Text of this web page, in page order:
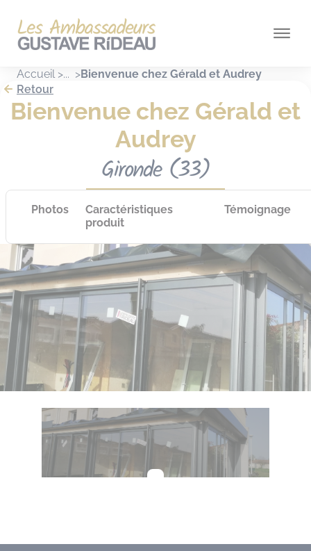
Accueil
Bienvenue chez Gérald et Audrey
Retour
Bienvenue chez Gérald et
Audrey
Gironde (33)
Photos
Caractéristiques
produit
Témoignage